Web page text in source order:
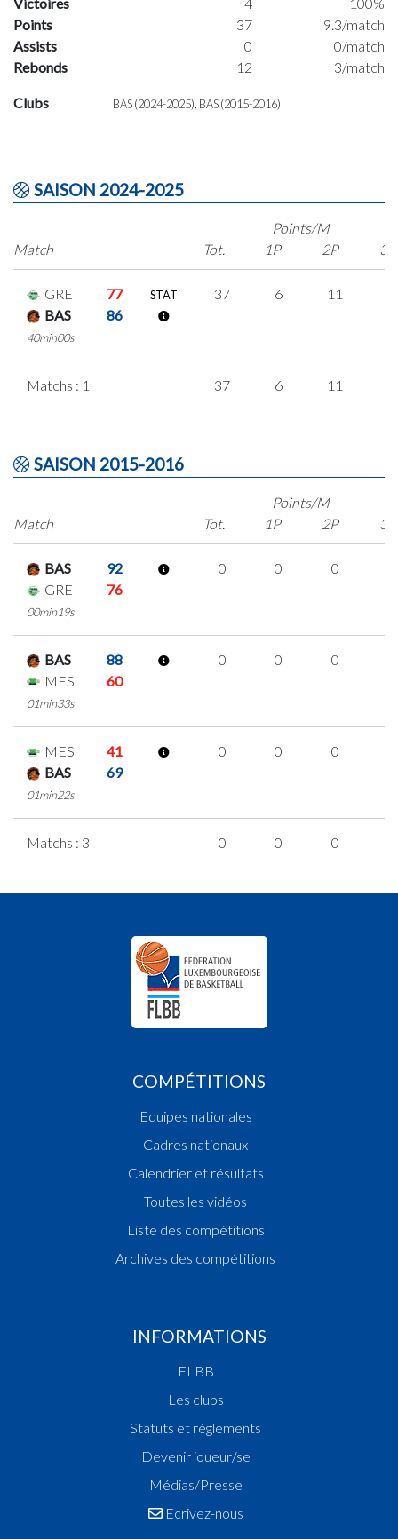
Points
37
9.3/match
Assists
0
0/match
Rebonds
12 3/match
Clubs BAS (2024-2025), BAS (2015-2016)
SAISON 2024-2025
Match
Points/M
Tot.
1P 2P 3P
GRE
77
BAS
86
40min00s
STAT 37 6 11
Matchs : 1 37 6 11
SAISON 2015-2016
Match
Points/M
Tot.
1P 2P 3P
BAS
92
GRE
76
00min19s
0 0 0
BAS
88
MES
60
01min33s
0 0 0
MES
41
BAS
69
01min22s
0 0 0
Matchs : 3 0 0 0
COMPÉTITIONS
Equipes nationales
Cadres nationaux
Calendrier et résultats
Toutes les vidéos
Liste des compétitions
Archives des compétitions
INFORMATIONS
FLBB
Les clubs
Statuts et réglements
Devenir joueur/se
Médias/Presse
Ecrivez-nous